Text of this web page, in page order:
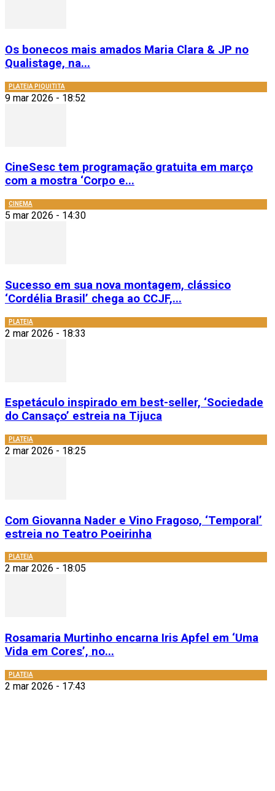
Os bonecos mais amados Maria Clara & JP no
Qualistage, na...
PLATEIA PIQUITITA
9 mar 2026 - 18:52
CineSesc tem programação gratuita em março
com a mostra ‘Corpo e...
CINEMA
5 mar 2026 - 14:30
Sucesso em sua nova montagem, clássico
‘Cordélia Brasil’ chega ao CCJF,...
PLATEIA
2 mar 2026 - 18:33
Espetáculo inspirado em best-seller, ‘Sociedade
do Cansaço’ estreia na Tijuca
PLATEIA
2 mar 2026 - 18:25
Com Giovanna Nader e Vino Fragoso, ‘Temporal’
estreia no Teatro Poeirinha
PLATEIA
2 mar 2026 - 18:05
Rosamaria Murtinho encarna Iris Apfel em ‘Uma
Vida em Cores’, no...
PLATEIA
2 mar 2026 - 17:43